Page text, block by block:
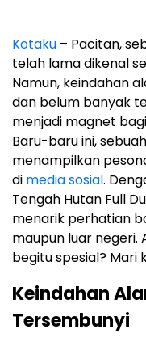
Kotaku – Pacitan,
telah lama dikenal
Namun, keindahan
dan belum banyak
menjadi magnet
Baru-baru ini,
menampilkan
di media sosial.
Tengah Hutan Full
menarik perhatian
maupun luar negeri.
begitu spesial? Mari
Keindahan
Tersembunyi